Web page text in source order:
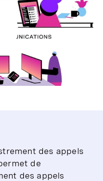
des appels
de
des appels